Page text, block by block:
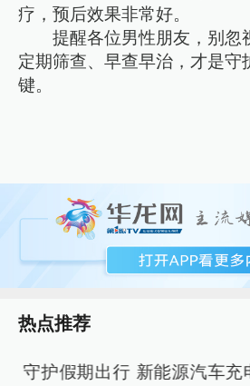
疗，预后效果非常好。
提醒各位男性朋友，别忽
定期筛查、早查早治，才是守
键。
热点推荐
守护假期出行 新能源汽车充